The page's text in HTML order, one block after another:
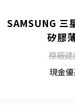
SAMSUNG
矽膠
原廠
現金